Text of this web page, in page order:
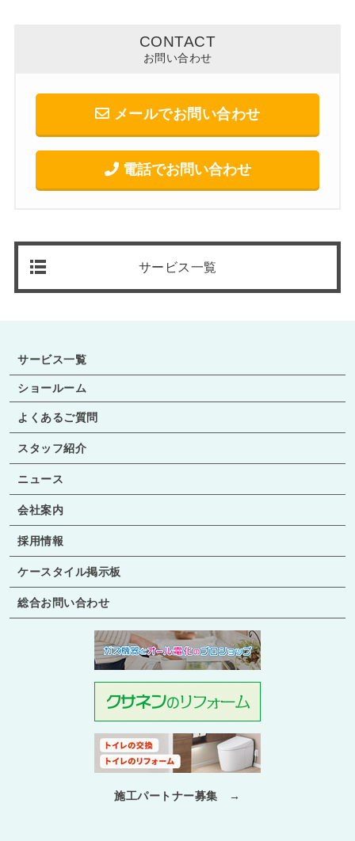
CONTACT
お問い合わせ
メールでお問い合わせ
電話でお問い合わせ
サービス一覧
サービス一覧
ショールーム
よくあるご質問
スタッフ紹介
ニュース
会社案内
採用情報
ケースタイル掲示板
総合お問い合わせ
施工パートナー募集 →